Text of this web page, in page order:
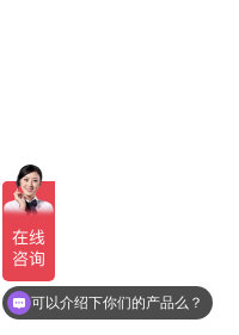
可以介绍下你们的产品么？